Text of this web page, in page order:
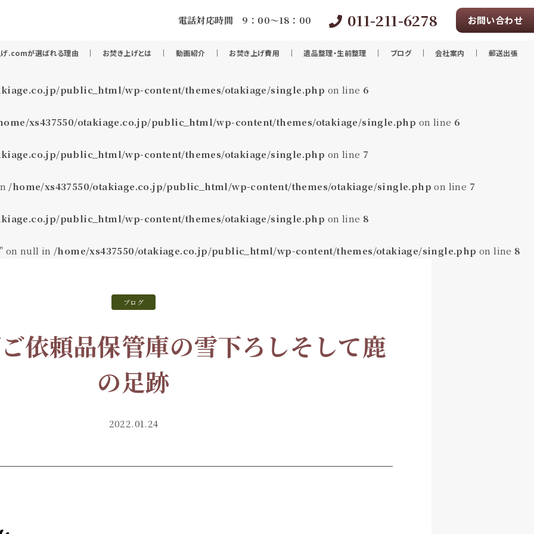
電話対応時間 9：00～18：00 011-211-6278 お問い合わせ
.comが選ばれる理由 お焚き上げとは 動画紹介 お焚き上げ費用 遺品整理・生前整理 ブログ 会社案内 郵送出張
public_html/wp-content/themes/otakiage/single.php on line 6
xs437550/otakiage.co.jp/public_html/wp-content/themes/otakiage/single.php on line 6
public_html/wp-content/themes/otakiage/single.php on line 7
/home/xs437550/otakiage.co.jp/public_html/wp-content/themes/otakiage/single.php on line 7
public_html/wp-content/themes/otakiage/single.php on line 8
on null in /home/xs437550/otakiage.co.jp/public_html/wp-content/themes/otakiage/single.php on line 8
ブログ
依頼品保管庫の雪下ろしそして鹿
の足跡
2022.01.24